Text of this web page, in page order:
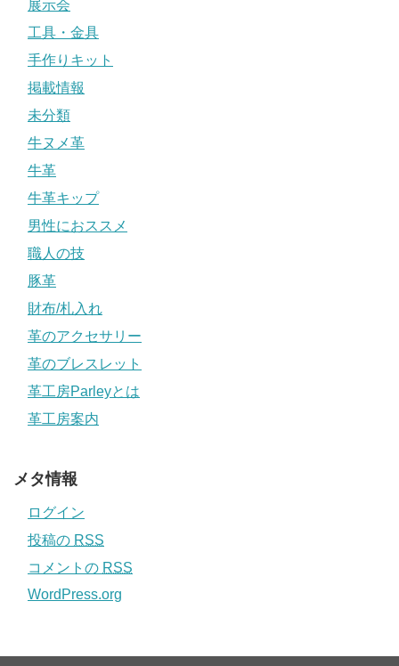
展示会
工具・金具
手作りキット
掲載情報
未分類
牛ヌメ革
牛革
牛革キップ
男性におススメ
職人の技
豚革
財布/札入れ
革のアクセサリー
革のブレスレット
革工房Parleyとは
革工房案内
メタ情報
ログイン
投稿の RSS
コメントの RSS
WordPress.org